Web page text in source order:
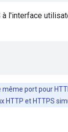
l'interface
port pour
HTTP et HTTPS